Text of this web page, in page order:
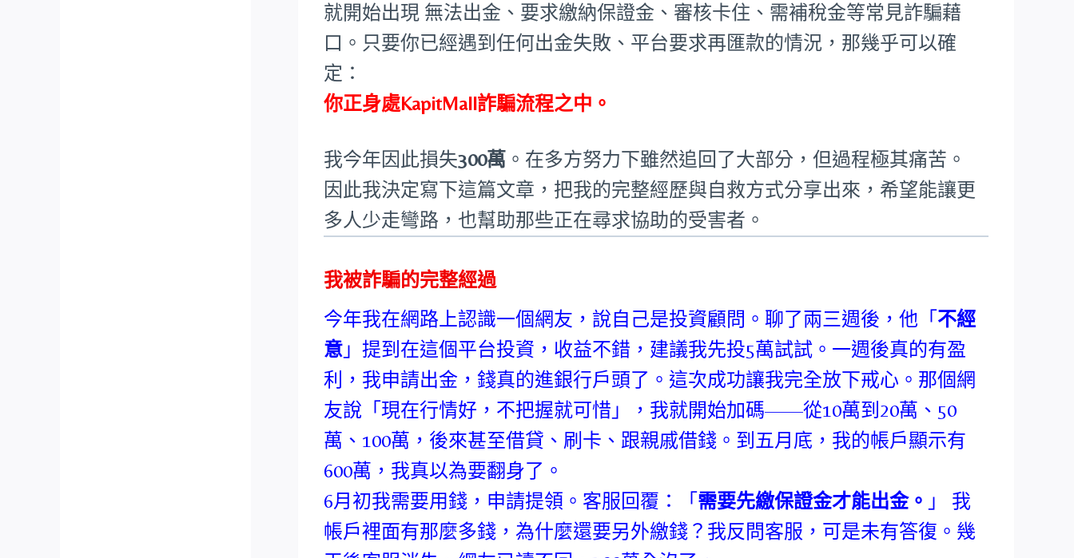
就開始出現 無法出金、要求繳納保證金、審核卡住、需補稅金等常見詐騙藉
口。只要你已經遇到任何出金失敗、平台要求再匯款的情況，那幾乎可以確
定：
你正身處KapitMall詐騙流程之中。
我今年因此損失300萬 。在多方努力下雖然追回了大部分，但過程極其痛苦。
因此我決定寫下這篇文章，把我的完整經歷與自救方式分享出來，希望能讓更
多人少走彎路，也幫助那些正在尋求協助的受害者。
我被詐騙的完整經過
今年我在網路上認識一個網友，說自己是投資顧問。聊了兩三週後，他「 不經
意 」提到在這個平台投資，收益不錯，建議我先投5萬試試。一週後真的有盈
利，我申請出金，錢真的進銀行戶頭了。這次成功讓我完全放下戒心。那個網
友說「現在行情好，不把握就可惜」，我就開始加碼——從10萬到20萬、50
萬、100萬，後來甚至借貸、刷卡、跟親戚借錢。到五月底，我的帳戶顯示有
600萬，我真以為要翻身了。
6月初我需要用錢，申請提領。客服回覆：「 需要先繳保證金才能出金。 」 我
帳戶裡面有那麼多錢，為什麼還要另外繳錢？我反問客服，可是未有答復。幾